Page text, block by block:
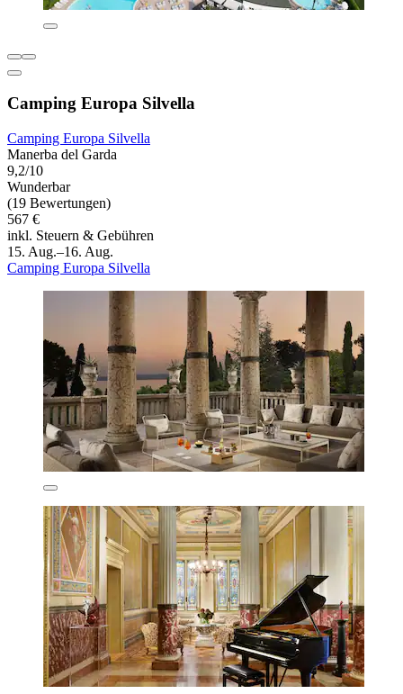
Camping Europa Silvella
Camping Europa Silvella
Manerba del Garda
9,2/10
Wunderbar
(19 Bewertungen)
567 €
inkl. Steuern & Gebühren
15. Aug.–16. Aug.
Camping Europa Silvella